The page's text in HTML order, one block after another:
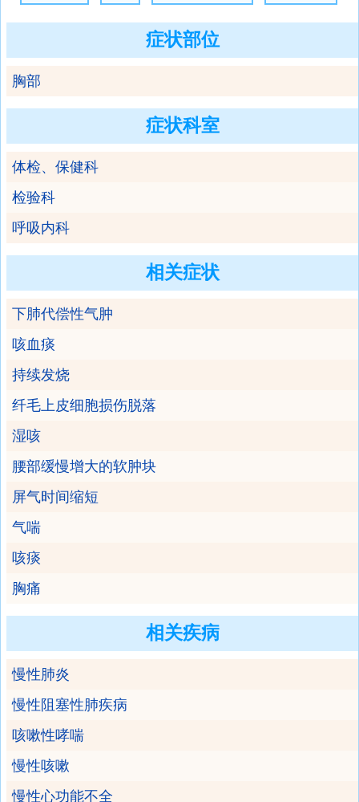
症状部位
胸部
症状科室
体检、保健科
检验科
呼吸内科
相关症状
下肺代偿性气肿
咳血痰
持续发烧
纤毛上皮细胞损伤脱落
湿咳
腰部缓慢增大的软肿块
屏气时间缩短
气喘
咳痰
胸痛
相关疾病
慢性肺炎
慢性阻塞性肺疾病
咳嗽性哮喘
慢性咳嗽
慢性心功能不全